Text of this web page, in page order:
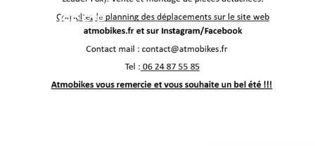
PAUSE ÉTÉ